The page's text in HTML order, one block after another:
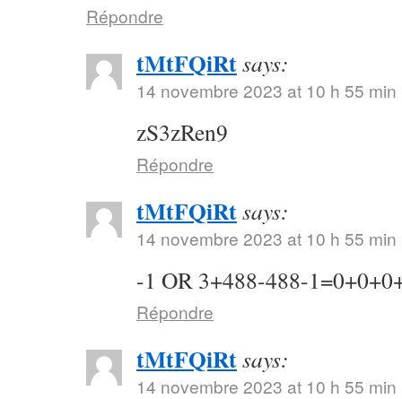
Répondre
tMtFQiRtsays:
14 novembre 2023 at 10 h 55 min
zS3zRen9
Répondre
tMtFQiRtsays:
14 novembre 2023 at 10 h 55 min
-1 OR 3+488-488-
Répondre
tMtFQiRtsays:
14 novembre 2023 at 10 h 55 min